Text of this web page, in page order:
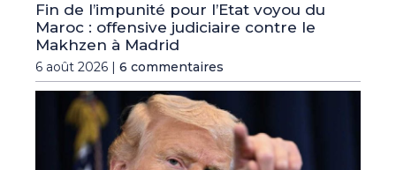
Fin de l’impunité pour l’Etat voyou du
Maroc : offensive judiciaire contre le
Makhzen à Madrid
6 août 2026 | 6 commentaires